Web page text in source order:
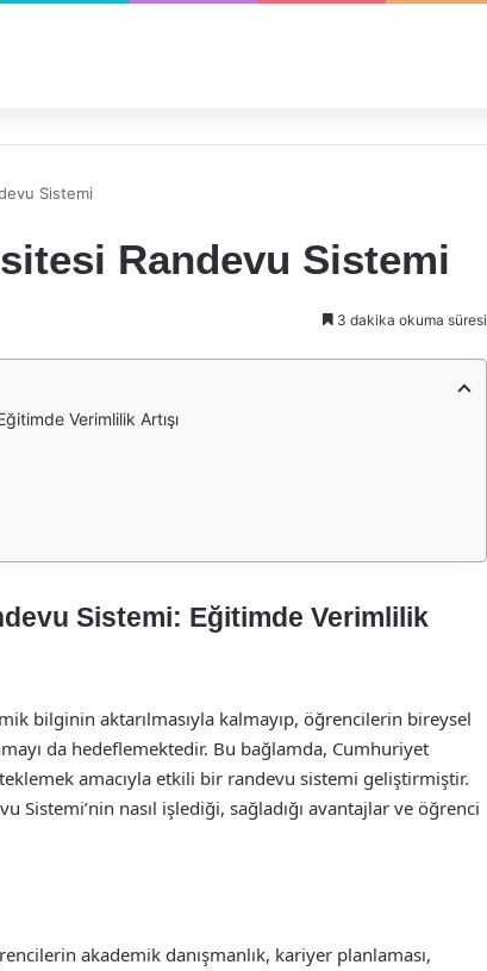
Sistemi
Randevu Sistemi
3 dakika okuma süresi
Verimlilik Artışı
Sistemi: Eğitimde Verimlilik
bilginin aktarılmasıyla kalmayıp, öğrencilerin bireysel
da hedeflemektedir. Bu bağlamda, Cumhuriyet
amacıyla etkili bir randevu sistemi geliştirmiştir.
Sistemi’nin nasıl işlediği, sağladığı avantajlar ve öğrenci
akademik danışmanlık, kariyer planlaması,